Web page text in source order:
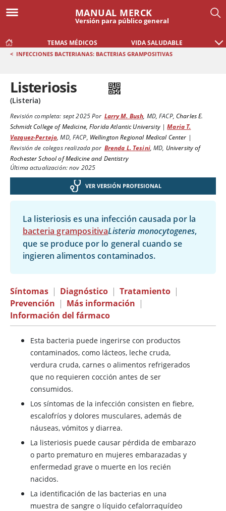
MANUAL MERCK
Versión para público general
TEMAS MÉDICOS VIDA SALUDABLE
< INFECCIONES BACTERIANAS: BACTERIAS GRAMPOSITIVAS
Listeriosis
(Listeria)
Revisión completa: sept 2025Por Larry M. Bush, MD, FACP,Charles E.
Schmidt College of Medicine, Florida Atlantic University|Maria T.
Vazquez-Pertejo,MD, FACP, Wellington Regional Medical Center |
Revisión de colegas realizada por Brenda L. Tesini,MD, University of
Rochester School of Medicine and Dentistry
Última actualización: nov 2025
VER VERSIÓN PROFESIONAL
La listeriosis es una infección causada por la
bacteria grampositivaListeria monocytogenes,
que se produce por lo general cuando se
ingieren alimentos contaminados.
Síntomas | Diagnóstico | Tratamiento |
Prevención | Más información |
Información del fármaco
Esta bacteria puede ingerirse con productos
contaminados, como lácteos, leche cruda,
verdura cruda, carnes o alimentos refrigerados
que no requieren cocción antes de ser
consumidos.
Los síntomas de la infección consisten en fiebre,
escalofríos y dolores musculares, además de
náuseas, vómitos y diarrea.
La listeriosis puede causar pérdida de embarazo
o parto prematuro en mujeres embarazadas y
enfermedad grave o muerte en los recién
nacidos.
La identificación de las bacterias en una
muestra de sangre o líquido cefalorraquídeo